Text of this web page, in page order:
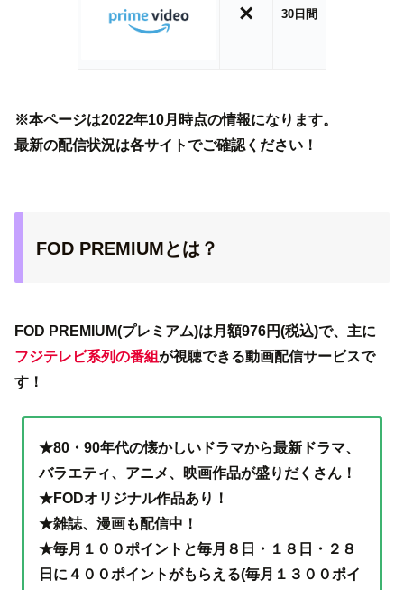
× 30日間
※本ページは2022年10月時点の情報になります。
最新の配信状況は各サイトでご確認ください！
FOD PREMIUMとは？
FOD PREMIUM(プレミアム)は月額976円(税込)で、主に
フジテレビ系列の番組が視聴できる動画配信サービスで
す！
★80・90年代の懐かしいドラマから最新ドラマ、
バラエティ、アニメ、映画作品が盛りだくさん！
★FODオリジナル作品あり！
★雑誌、漫画も配信中！
★毎月１００ポイントと毎月８日・１８日・２８
日に４００ポイントがもらえる(毎月１３００ポイ